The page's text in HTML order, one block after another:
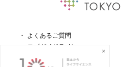
よくあるご質問
ロゴガイドライン
特定商取引法に基づく表